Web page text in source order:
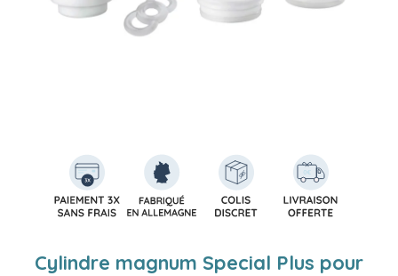
Cylindre magnum Special Plus pour